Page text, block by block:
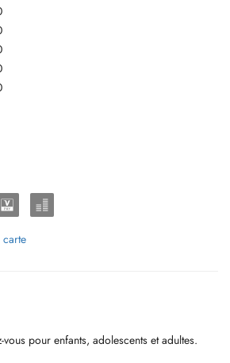
pour enfants, adolescents et adultes.